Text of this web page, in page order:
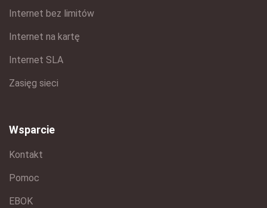
Internet bez limitów
Internet na kartę
Internet SLA
Zasięg sieci
Wsparcie
Kontakt
Pomoc
EBOK